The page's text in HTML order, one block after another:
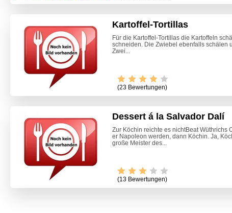
Kartoffel-Tortillas
Für die Kartoffel-Tortillas die Kartoffeln
schneiden. Die Zwiebel ebenfalls schälen
Zwei...
(23 Bewertungen)
Dessert á la Salvador Dalí
Zur Köchin reichte es nichtBeat Wüthrichs
er Napoleon werden, dann Köchin. Ja,
große Meister des...
(13 Bewertungen)